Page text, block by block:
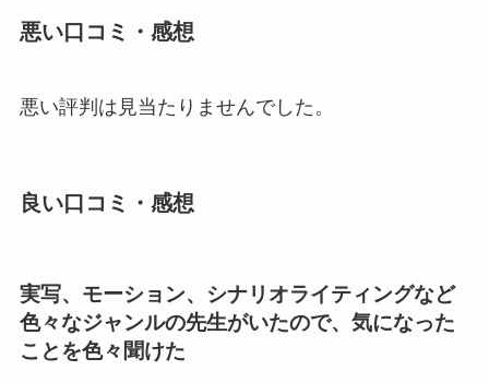
悪い口コミ・感想
悪い評判は見当たりませんでした。
良い口コミ・感想
実写、モーション、シナリオライティングなど
色々なジャンルの先生がいたので、気になった
ことを色々聞けた